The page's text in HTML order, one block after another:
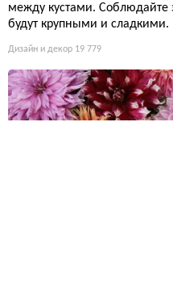
между кустами. Соблюдайте
будут крупными и сладкими.
Дизайн и декор 19 779